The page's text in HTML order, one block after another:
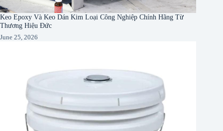
Keo Epoxy Và Keo Dán Kim Loại Công Nghiệp Chính Hãng Từ
Thương Hiệu Đức
June 25, 2026